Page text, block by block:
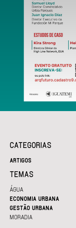
CATEGORIAS
ARTIGOS
TEMAS
ÁGUA
ECONOMIA URBANA
GESTÃO URBANA
MORADIA